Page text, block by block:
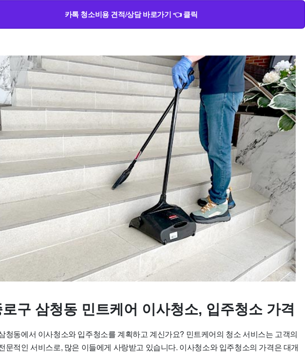
카톡 청소비용 견적/상담 바로가기 👈 클릭
구 삼청동 민트케어 이사청소, 입주청소 가격
청동에서 이사청소와 입주청소를 계획하고 계신가요? 민트케어의 청소 서비스는 고객의
문적인 서비스로, 많은 이들에게 사랑받고 있습니다. 이사청소와 입주청소의 가격은 대개